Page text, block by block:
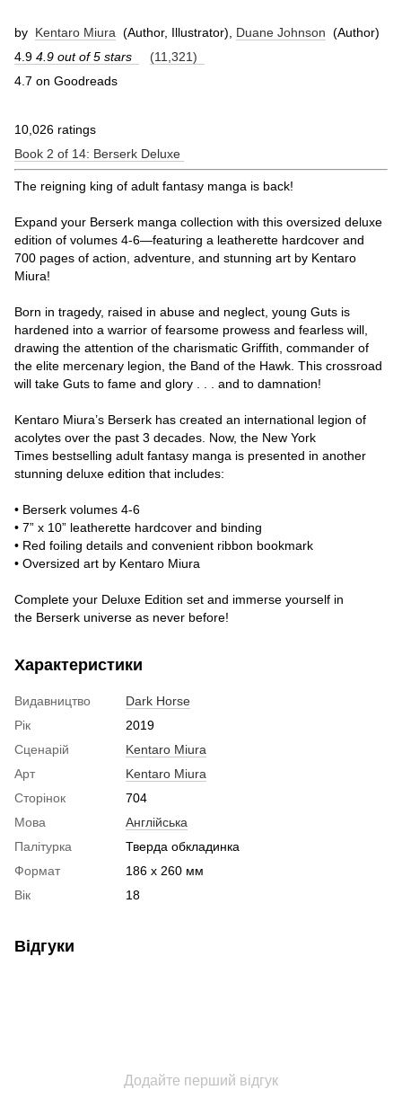
by Kentaro Miura (Author, Illustrator), Duane Johnson (Author)
4.9 4.9 out of 5 stars
(11,321)
4.7 on Goodreads
10,026 ratings
Book 2 of 14: Berserk Deluxe
The reigning king of adult fantasy manga is back!
Expand your Berserk manga collection with this oversized deluxe
edition of volumes 4-6—featuring a leatherette hardcover and
700 pages of action, adventure, and stunning art by Kentaro
Miura!
Born in tragedy, raised in abuse and neglect, young Guts is
hardened into a warrior of fearsome prowess and fearless will,
drawing the attention of the charismatic Griffith, commander of
the elite mercenary legion, the Band of the Hawk. This crossroad
will take Guts to fame and glory . . . and to damnation!
Kentaro Miura’s Berserk has created an international legion of
acolytes over the past 3 decades. Now, the New York
Times bestselling adult fantasy manga is presented in another
stunning deluxe edition that includes:
• Berserk volumes 4-6
• 7” x 10” leatherette hardcover and binding
• Red foiling details and convenient ribbon bookmark
• Oversized art by Kentaro Miura
Complete your Deluxe Edition set and immerse yourself in
the Berserk universe as never before!
Характеристики
Видавництво
Dark Horse
Рік
2019
Сценарій
Kentaro Miura
Арт
Kentaro Miura
Сторінок
704
Мова
Англійська
Палітурка
Тверда обкладинка
Формат
186 x 260 мм
Вік
18
Відгуки
Додайте перший відгук